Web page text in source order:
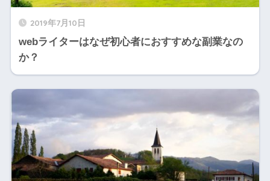
2019年7月10日
webライターはなぜ初心者におすすめな副業なの
か？